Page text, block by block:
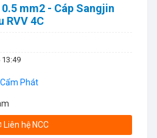
mm2 - Cáp Sangjin
RVV 4C
Phát
Liên hệ NCC